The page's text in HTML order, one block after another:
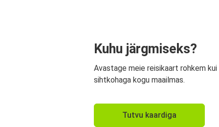
Kuhu järgmiseks?
Avastage meie reisikaart rohkem
sihtkohaga kogu maailmas.
Tutvu kaardiga